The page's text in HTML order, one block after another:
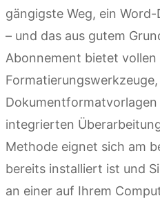
gängigste Weg, ein
– und das aus gutem
Abonnement bietet
Dokumentformatvorlagen
integrierten
Methode eignet sich am
bereits installiert ist und
an einer auf Ihrem